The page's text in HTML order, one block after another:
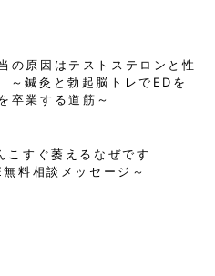
の原因はテストステロンと性
鍼灸と勃起脳トレでEDを
卒業する道筋～
こすぐ萎えるなぜです
料相談メッセージ～